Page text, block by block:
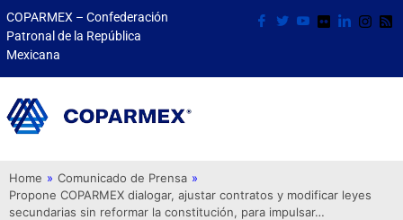
COPARMEX – Confederación
Patronal de la República
Mexicana
Home » Comunicado de Prensa »
Propone COPARMEX dialogar, ajustar contratos y modificar leyes
secundarias sin reformar la constitución, para impulsar…